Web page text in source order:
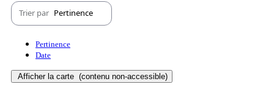
Trier par Pertinence
Pertinence
Date
Afficher la carte (contenu non-accessible)